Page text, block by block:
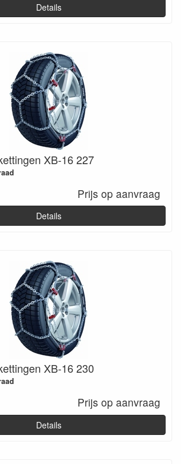
Details
XB-16 227
Prijs op aanvraag
Details
XB-16 230
Prijs op aanvraag
Details